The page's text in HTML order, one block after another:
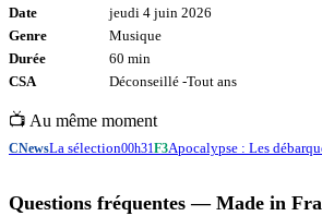
Date
jeudi 4 juin 2026
Genre
Musique
Durée
60 min
CSA
Déconseillé -Tout ans
📺 Au même moment
CNewsLa sélection00h31F3Apocalypse : Les
Questions fréquentes — Made in